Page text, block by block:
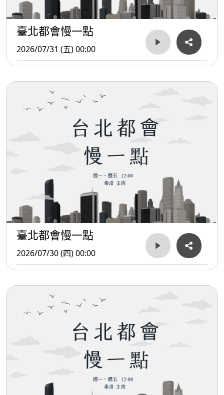
臺北都會慢一點
2026/07/31 (五) 00:00
臺北都會慢一點
2026/07/30 (四) 00:00